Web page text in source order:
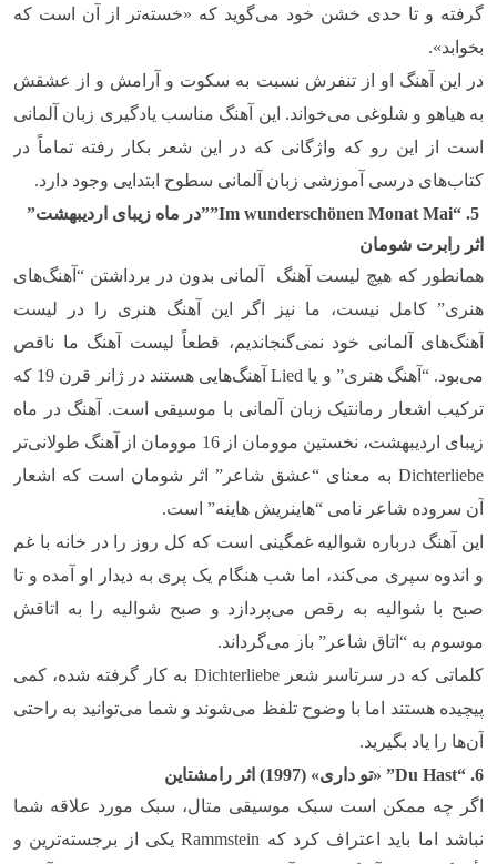
گرفته و تا حدی خشن خود می‌گوید که «خسته‌تر از آن است که
بخوابد».
در این آهنگ او از تنفرش نسبت به سکوت و آرامش و از عشقش
به هیاهو و شلوغی می‌خواند. این آهنگ مناسب یادگیری زبان آلمانی
است از این رو که واژگانی که در این شعر بکار رفته تماماً در
کتاب‌های درسی آموزشی زبان آلمانی سطوح ابتدایی وجود دارد.
Im wunderschönen Monat Mai””در ماه زیبای اردیبهشت”
اثر رابرت شومان
همانطور که هیچ لیست آهنگ آلمانی بدون در برداشتن “آهنگ‌های
هنری” کامل نیست، ما نیز اگر این آهنگ هنری را در لیست
آهنگ‌های آلمانی خود نمی‌گنجاندیم، قطعاً لیست آهنگ ما ناقص
می‌بود. “آهنگ هنری” و یا Lied
آهنگ‌هایی هستند در ژانر قرن 19 که
ترکیب اشعار رمانتیک زبان آلمانی با موسیقی است. آهنگ در ماه
زیبای اردیبهشت، نخستین موومان از 16 موومان از آهنگ طولانی‌تر
Dichterliebe به معنای “عشق شاعر” اثر شومان است که اشعار
آن سروده شاعر نامی “هاینریش هاینه” است.
این آهنگ درباره شوالیه غمگینی است که کل روز را در خانه با غم
و اندوه سپری می‌کند، اما شب هنگام یک پری به دیدار او آمده و تا
صبح با شوالیه به رقص می‌پردازد و صبح شوالیه را به اتاقش
موسوم به “اتاق شاعر” باز می‌گرداند.
کلماتی که در سرتاسر شعرDichterliebe به کار گرفته شده، کمی
پیچیده هستند اما با وضوح تلفظ می‌شوند و شما می‌توانید به راحتی
آن‌ها را یاد بگیرید.
6. “
Du Hast” «تو داری» (1997) اثر رامشتاین
اگر چه ممکن است سبک موسیقی متال، سبک مورد علاقه شما
نباشد اما باید اعتراف کرد که Rammsteinیکی از برجسته‌ترین و